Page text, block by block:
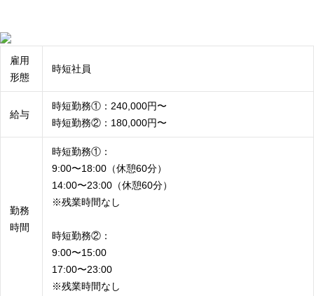
雇用
形態
時短社員
給与
時短勤務①：240,000円〜
時短勤務②：180,000円〜
勤務
時間
時短勤務①：
9:00〜18:00（休憩60分）
14:00〜23:00（休憩60分）
※残業時間なし
時短勤務②：
9:00〜15:00
17:00〜23:00
※残業時間なし